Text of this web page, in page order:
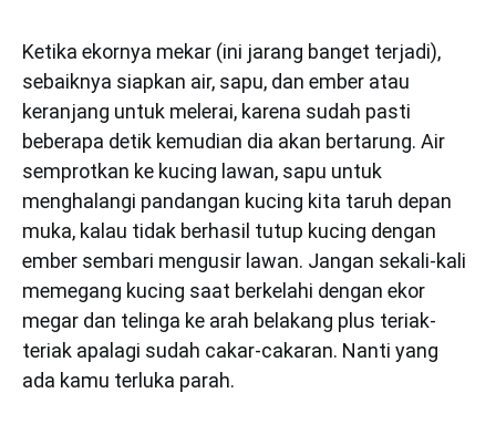
Ketika ekornya mekar (ini jarang banget terjadi),
sebaiknya siapkan air, sapu, dan ember atau
keranjang untuk melerai, karena sudah pasti
beberapa detik kemudian dia akan bertarung. Air
semprotkan ke kucing lawan, sapu untuk
menghalangi pandangan kucing kita taruh depan
muka, kalau tidak berhasil tutup kucing dengan
ember sembari mengusir lawan. Jangan sekali-kali
memegang kucing saat berkelahi dengan ekor
megar dan telinga ke arah belakang plus teriak-
teriak apalagi sudah cakar-cakaran. Nanti yang
ada kamu terluka parah.